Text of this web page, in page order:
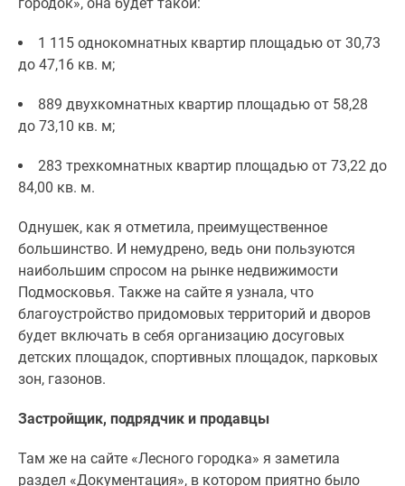
недвижимости
Мнение
эксперта
рынка
Покупателю
новостроек
Эксперты
авторы
проекте
Контакты
Реклама
сайте
Машино-
места
Апартаменты
1 115 однокомнатных квартир площадью от 30,73
до 47,16 кв. м;
889 двухкомнатных квартир площадью от 58,28
до 73,10 кв. м;
283 трехкомнатных квартир площадью от 73,22 до
84,00 кв. м.
Однушек, как я отметила, преимущественное
большинство. И немудрено, ведь они пользуются
наибольшим спросом на рынке недвижимости
Подмосковья. Также на сайте я узнала, что
благоустройство придомовых территорий и дворов
будет включать в себя организацию досуговых
детских площадок, спортивных площадок, парковых
зон, газонов.
Застройщик, подрядчик и продавцы
Там же на сайте «Лесного городка» я заметила
раздел «Документация», в котором приятно было